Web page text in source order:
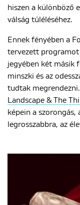
hiszen a különböző
válság túléléséhez.
Ennek fényében a
tervezett programot
jegyében két másik
minszki és az
tudtak
Landscape & The
képein a szorongás,
legrosszabbra, az